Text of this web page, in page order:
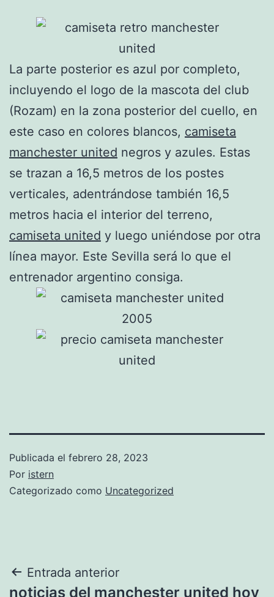
La parte posterior es azul por completo,
incluyendo el logo de la mascota del club
(Rozam) en la zona posterior del cuello, en
este caso en colores blancos, camiseta
manchester united negros y azules. Estas
se trazan a 16,5 metros de los postes
verticales, adentrándose también 16,5
metros hacia el interior del terreno,
camiseta united y luego uniéndose por otra
línea mayor. Este Sevilla será lo que el
entrenador argentino consiga.
Publicada el febrero 28, 2023
Por istern
Categorizado como Uncategorized
Navegación
Entrada anterior
noticias del manchester united hoy